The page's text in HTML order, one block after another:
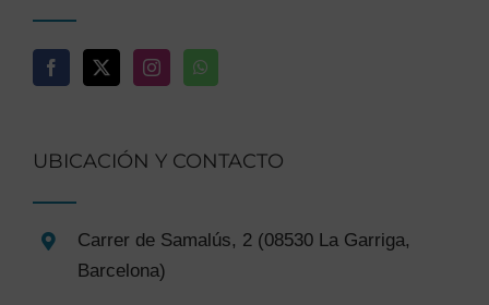
UBICACIÓN Y CONTACTO
Carrer de Samalús, 2 (08530 La Garriga,
Barcelona)